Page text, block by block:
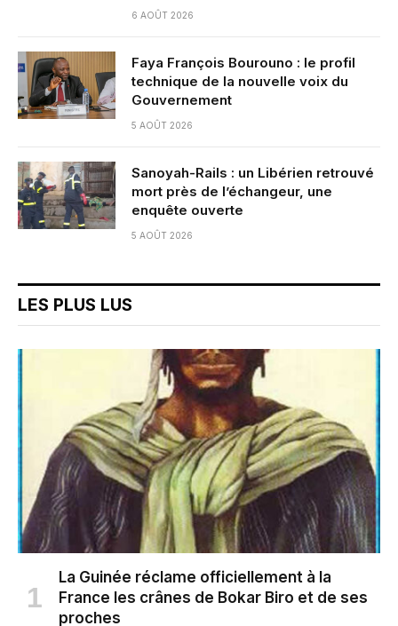
6 AOÛT 2026
Faya François Bourouno : le profil
technique de la nouvelle voix du
Gouvernement
5 AOÛT 2026
Sanoyah-Rails : un Libérien retrouvé
mort près de l’échangeur, une
enquête ouverte
5 AOÛT 2026
LES PLUS LUS
La Guinée réclame officiellement à la
France les crânes de Bokar Biro et de ses
proches